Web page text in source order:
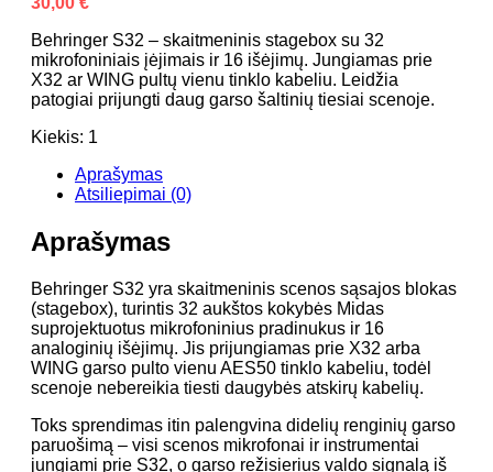
Behringer S32 – skaitmeninis stagebox su 32
mikrofoniniais įėjimais ir 16 išėjimų. Jungiamas prie
X32 ar WING pultų vienu tinklo kabeliu. Leidžia
patogiai prijungti daug garso šaltinių tiesiai scenoje.
Kiekis: 1
Aprašymas
Atsiliepimai (0)
Aprašymas
Behringer S32 yra skaitmeninis scenos sąsajos blokas
(stagebox), turintis 32 aukštos kokybės Midas
suprojektuotus mikrofoninius pradinukus ir 16
analoginių išėjimų. Jis prijungiamas prie X32 arba
WING garso pulto vienu AES50 tinklo kabeliu, todėl
scenoje nebereikia tiesti daugybės atskirų kabelių.
Toks sprendimas itin palengvina didelių renginių garso
paruošimą – visi scenos mikrofonai ir instrumentai
jungiami prie S32, o garso režisierius valdo signalą iš